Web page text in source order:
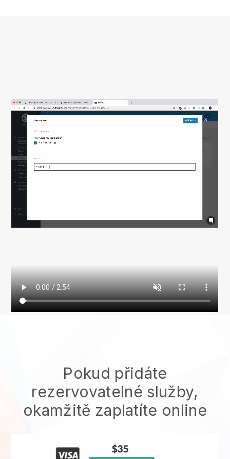
Pokud přidáte
rezervovatelné služby,
okamžitě zaplatíte online